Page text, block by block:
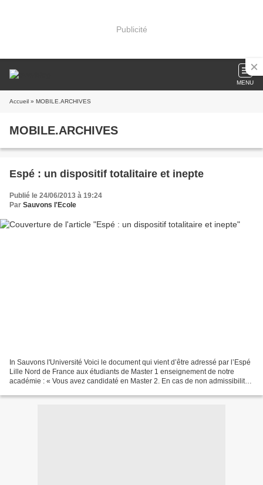
Publicité
MENU
Accueil » MOBILE.ARCHIVES
MOBILE.ARCHIVES
Espé : un dispositif totalitaire et inepte
Publié le 24/06/2013 à 19:24
Par Sauvons l'Ecole
In Sauvons l'Université Voici le document qui vient d’être adressé par l’Espé
Lille Nord de France aux étudiants de Master 1 enseignement de notre
académie : « Vous avez candidaté en Master 2. En cas de non admissibilité,